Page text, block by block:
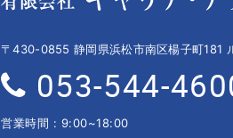
〒430-0855 静岡県浜松市南区楊子町181
053-544-
営業時間 : 9:00~18:00